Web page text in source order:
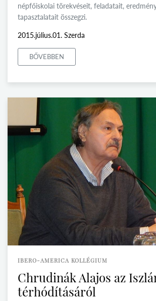
népfőiskolai törekvéseit, feladatait,
tapasztalatait összegzi.
2015.július.01. Szerda
BŐVEBBEN
IBERO-AMERICA KOLLÉGIUM
Chrudinák Alajos az
térhódításáról